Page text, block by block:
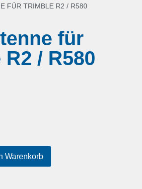
FÜR TRIMBLE R2 / R580
für
/ R580
Warenkorb